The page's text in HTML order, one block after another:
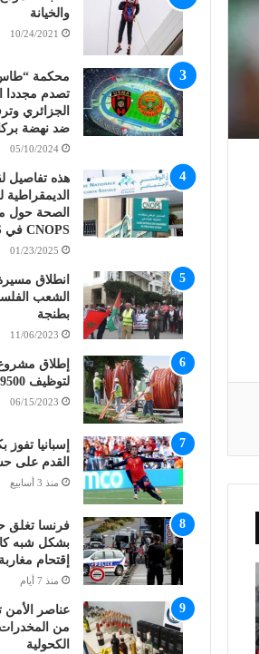
والخيانة
10/24/2021
محكمة “طاس”
تصدم مجددا
الجزائري
ضد نهضة
05/10/2024
هذه تفاصيل
الديمقراطية
الصحة حول
CNOPS في CNSS
01/23/2025
انطلاق
الشعب
بطنجة
11/06/2023
إطلاق
لتوظيف 9500 شخص
06/15/2023
إسبانيا
القدم على
منذ 3 أسابيع
فرنسا تغلق
بشكل شبه
إقتحام
منذ 7 أيام
عناصر الأمن
من
الكحولية